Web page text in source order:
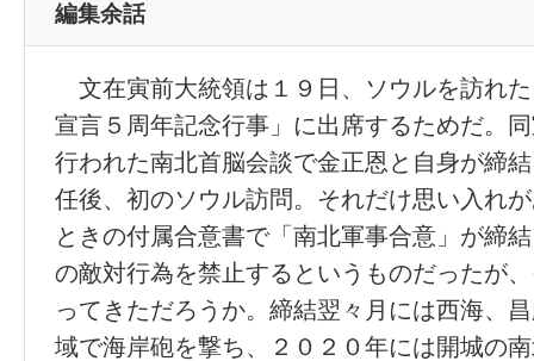
編集余話
文在寅前大統領は１９日、ソウルを訪れ
宣言５周年記念行事」に出席するためだ。
行われた南北首脳会談で金正恩と自身が締
任後、初のソウル訪問。それだけ思い入れ
ときの付属合意書で「南北軍事合意」が締
の敵対行為を禁止するというものだったが
ってきただろうか。締結翌々月には西海、
域で海岸砲を撃ち、２０２０年には開城の